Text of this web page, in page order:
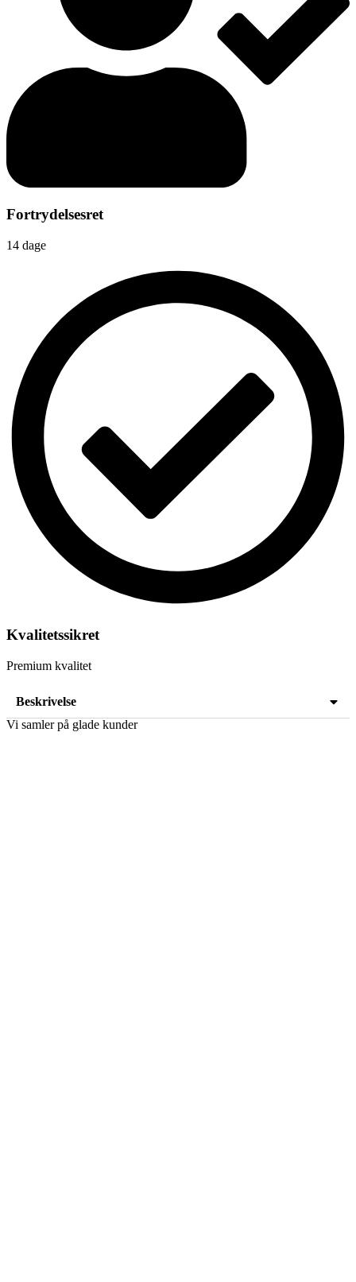
Fortrydelsesret
14 dage
Kvalitetssikret
Premium kvalitet
Beskrivelse
Vi samler på glade kunder